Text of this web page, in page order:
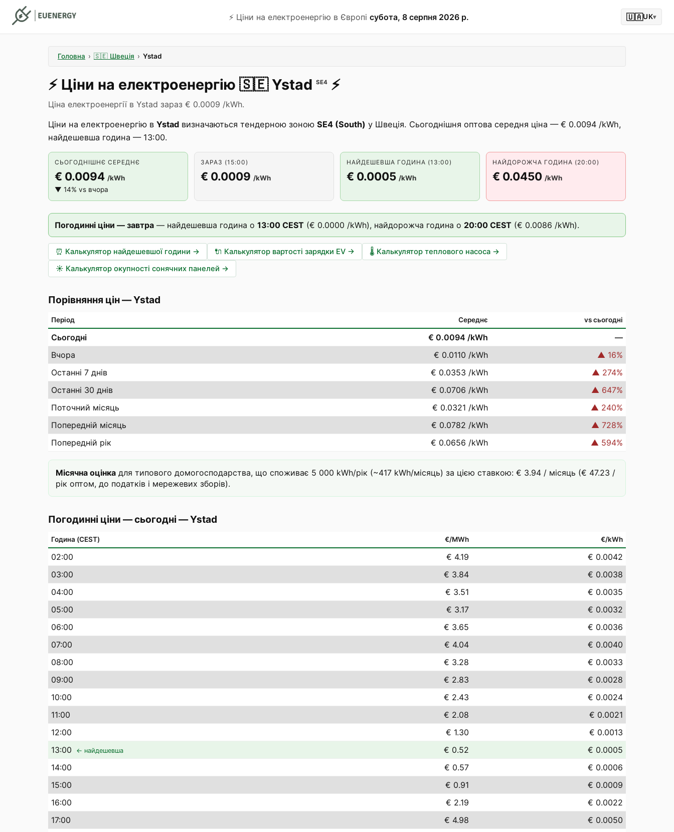
⚡️ Ціни на електроенергію в Європі субота, 8 серпня 2026 р. 🇺🇦UK▾
Головна › 🇸🇪 Швеція › Ystad
⚡️ Ціни на електроенергію 🇸🇪 Ystad SE4 ⚡️
Ціна електроенергії в Ystad зараз € 0.0009 /kWh.
Ціни на електроенергію в Ystad визначаються тендерною зоною SE4 (South) у Швеція. Сьогоднішня оптова середня ціна — € 0.0094 /kWh,
найдешевша година — 13:00.
СЬОГОДНІШНЄ СЕРЕДНЄ
€ 0.0094 /kWh
▼ 14% vs вчора
ЗАРАЗ (15:00)
€ 0.0009 /kWh
НАЙДЕШЕВША ГОДИНА (13:00)
€ 0.0005 /kWh
НАЙДОРОЖЧА ГОДИНА (20:00)
€ 0.0450 /kWh
Погодинні ціни — завтра — найдешевша година о 13:00 CEST (€ 0.0000 /kWh), найдорожча година о 20:00 CEST (€ 0.0086 /kWh).
⏰ Калькулятор найдешевшої години → 🔌 Калькулятор вартості зарядки EV → 🌡️ Калькулятор теплового насоса →
☀️ Калькулятор окупності сонячних панелей →
Порівняння цін—Ystad
Період Середнє vs сьогодні
Сьогодні € 0.0094 /kWh
—
Вчора
€ 0.0110 /kWh ▲ 16%
Останні 7 днів
€ 0.0353 /kWh ▲ 274%
Останні 30 днів
€ 0.0706 /kWh ▲ 647%
Поточний місяць
€ 0.0321 /kWh ▲ 240%
Попередній місяць
€ 0.0782 /kWh ▲ 728%
Попередній рік
€ 0.0656 /kWh ▲ 594%
Місячна оцінка для типового домогосподарства, що споживає 5 000 kWh/рік (~417 kWh/місяць) за цією ставкою: € 3.94 / місяць (€ 47.23 /
рік оптом, до податків і мережевих зборів).
Погодинні ціни — сьогодні —Ystad
Година (CEST) €/MWh €/kWh
02:00 € 4.19
€ 0.0042
03:00 € 3.84
€ 0.0038
04:00 € 3.51
€ 0.0035
05:00 € 3.17
€ 0.0032
06:00 € 3.65
€ 0.0036
07:00 € 4.04
€ 0.0040
08:00 € 3.28
€ 0.0033
09:00 € 2.83
€ 0.0028
10:00 € 2.43
€ 0.0024
11:00 € 2.08
€ 0.0021
12:00 € 1.30
€ 0.0013
13:00 ← найдешевша € 0.52
€ 0.0005
14:00 € 0.57
€ 0.0006
15:00 € 0.91
€ 0.0009
16:00 € 2.19
€ 0.0022
17:00 € 4.98
€ 0.0050